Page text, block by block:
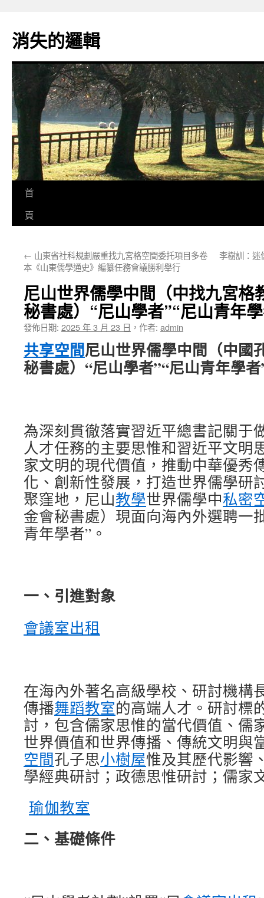
主
要
消失的邏輯
首
頁
← 山東省社科規劃嚴重找九宮格空間委托項目多卷
本《山東儒學通史》編纂任務會議勝利舉行
李樹訓：迷
尼山世界儒學中間（中找九宮格
秘書處）“尼山學者”“尼山青年
發佈日期: 2025 年 3 月 23 日 ， 作者: admin
共享空間尼山世界儒學中間（中國
秘書處）“尼山學者”“尼山青年學
為深刻貫徹落實習近平總書記關于
人才任務的主要思惟和習近平文明
家文明的現代價值，推動中華優秀
化、創新性發展，打造世界儒學研
聚窪地，尼山教學世界儒學中私密
金會秘書處）現面向海內外選聘一
青年學者”。
一、引進對象
會議室出租
在海內外著名高級學校、研討機構
傳播舞蹈教室的高端人才。研討標
討，包含儒家思惟的當代價值、儒
世界價值和世界傳播、傳統文明與
空間孔子思小樹屋惟及其歷代影響
學經典研討；政德思惟研討；儒家
瑜伽教室
二、基礎條件